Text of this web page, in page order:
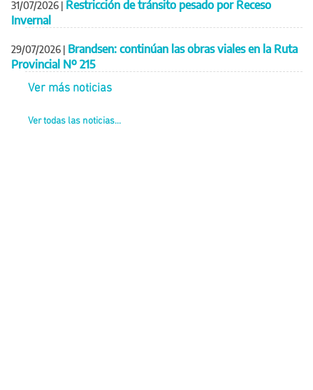
31/07/2026 | Restricción de tránsito pesado por Receso
Invernal
29/07/2026 | Brandsen: continúan las obras viales en la Ruta
Provincial Nº 215
Ver más noticias
Ver todas las noticias...